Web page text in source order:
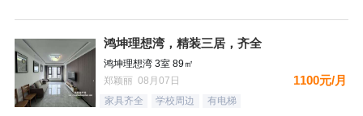
鸿坤理想湾，精装三居，齐全
鸿坤理想湾 3室 89㎡
郑颖丽 08月07日
1100元/月
家具齐全 学校周边 有电梯